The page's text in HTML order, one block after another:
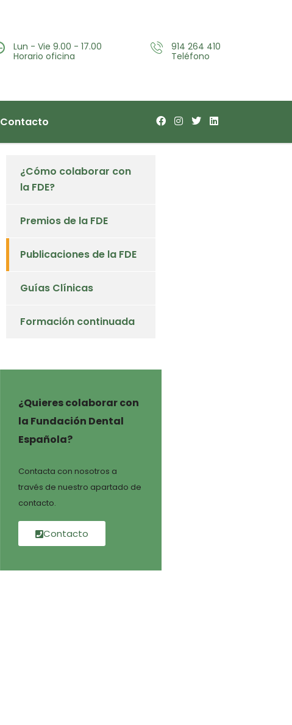
Lun - Vie 9.00 - 17.00
Horario oficina
914 264 410
Teléfono
Contacto
¿Cómo colaborar con
la FDE?
Premios de la FDE
Publicaciones de la FDE
Guías Clínicas
Formación continuada
¿Quieres colaborar con
la Fundación Dental
Española?
Contacta con nosotros a
través de nuestro apartado de
contacto.
Contacto